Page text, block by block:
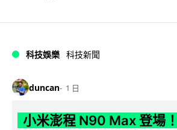
科技娛樂 科技新聞
duncan 1 日
小米澎程 N90 Max 登場